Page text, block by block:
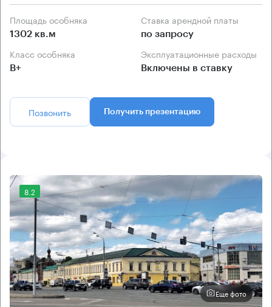
Площадь особняка
1302 кв.м
Ставка арендной платы
по запросу
Класс особняка
B+
Эксплуатационные расходы
Включены в ставку
Позвонить Получить презентацию
8.2
Еще фото